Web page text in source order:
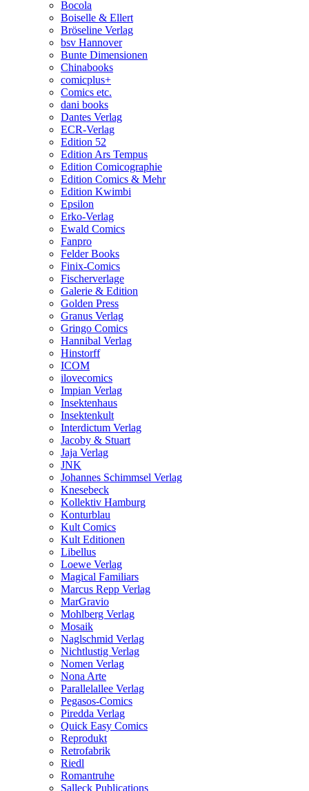
Bocola
Boiselle & Ellert
Bröseline Verlag
bsv Hannover
Bunte Dimensionen
Chinabooks
comicplus+
Comics etc.
dani books
Dantes Verlag
ECR-Verlag
Edition 52
Edition Ars Tempus
Edition Comicographie
Edition Comics & Mehr
Edition Kwimbi
Epsilon
Erko-Verlag
Ewald Comics
Fanpro
Felder Books
Finix-Comics
Fischerverlage
Galerie & Edition
Golden Press
Granus Verlag
Gringo Comics
Hannibal Verlag
Hinstorff
ICOM
ilovecomics
Impian Verlag
Insektenhaus
Insektenkult
Interdictum Verlag
Jacoby & Stuart
Jaja Verlag
JNK
Johannes Schimmsel Verlag
Knesebeck
Kollektiv Hamburg
Konturblau
Kult Comics
Kult Editionen
Libellus
Loewe Verlag
Magical Familiars
Marcus Repp Verlag
MarGravio
Mohlberg Verlag
Mosaik
Naglschmid Verlag
Nichtlustig Verlag
Nomen Verlag
Nona Arte
Parallelallee Verlag
Pegasos-Comics
Piredda Verlag
Quick Easy Comics
Reprodukt
Retrofabrik
Riedl
Romantruhe
Salleck Publications